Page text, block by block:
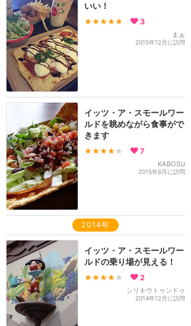
いい！
★★★★★ 3
まぁ
2015年12月に訪問
イッツ・ア・スモールワー
ルドを眺めながら食事がで
きます
★★★★ ★ 7
KABOSU
2015年6月に訪問
2014年
イッツ・ア・スモールワー
ルドの乗り場が見える！
★★★★ ★ 2
シリキウトゥンドゥ
2014年12月に訪問